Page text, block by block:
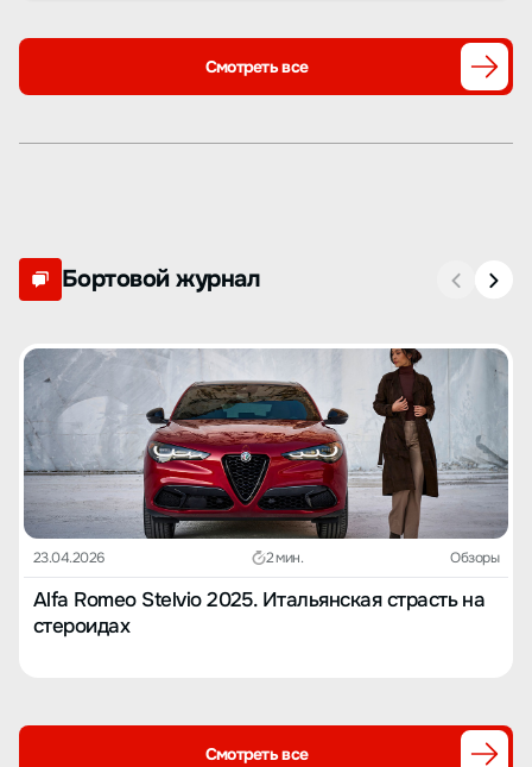
Смотреть все
Бортовой журнал
23.04.2026 2 мин. Обзоры
Alfa Romeo Stelvio 2025. Итальянская страсть на
стероидах
Смотреть все